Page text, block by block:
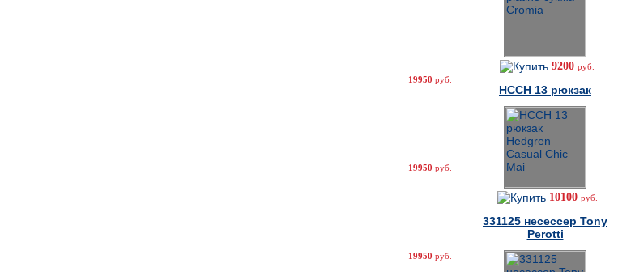
19950 руб.
19950 руб.
19950 руб.
9200 руб.
HCCH 13 рюкзак
10100 руб.
331125 несессер Tony
Perotti